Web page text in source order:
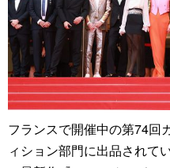
フランスで開催中の第74回
ィション部門に出品されて